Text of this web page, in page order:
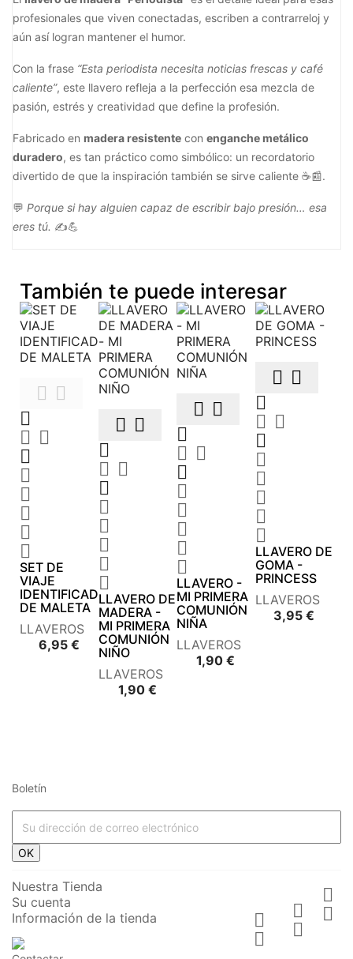
profesionales que viven conectadas, escriben a contrarreloj y
aún así logran mantener el humor.
Con la frase “Esta periodista necesita noticias frescas y café
caliente”, este llavero refleja a la perfección esa mezcla de
pasión, estrés y creatividad que define la profesión.
Fabricado en madera resistente con enganche metálico
duradero, es tan práctico como simbólico: un recordatorio
divertido de que la inspiración también se sirve caliente ☕📰.
💬 Porque si hay alguien capaz de escribir bajo presión… esa
eres tú. ✍️💪
También te puede interesar
 

 






SET DE
VIAJE
IDENTIFICADOR
DE MALETA
LLAVEROS
6,95 €Precio
 

 






LLAVERO DE
MADERA -
MI PRIMERA
COMUNIÓN
NIÑO
LLAVEROS
1,90 €Precio
 

 






LLAVERO -
MI PRIMERA
COMUNIÓN
NIÑA
LLAVEROS
1,90 €
 

 






LLAVERO DE
GOMA -
PRINCESS
LLAVEROS
3,95 €

 






 



 
 


Boletín
OK
Nuestra Tienda


Su cuenta


Información de la tienda

